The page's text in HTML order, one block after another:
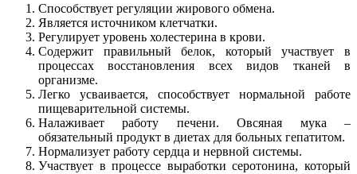
Способствует регуляции жирового обмена.
Является источником клетчатки.
Регулирует уровень холестерина в крови.
Содержит правильный белок, который участвует в
процессах восстановления всех видов тканей в
организме.
Легко усваивается, способствует нормальной работе
пищеварительной системы.
Налаживает работу печени. Овсяная мука –
обязательный продукт в диетах для больных гепатитом.
Нормализует работу сердца и нервной системы.
Участвует в процессе выработки серотонина, который